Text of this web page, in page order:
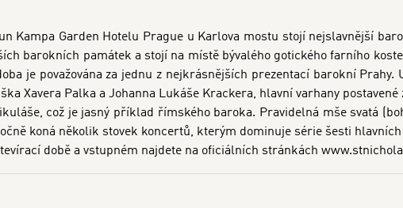
Kampa Garden Hotelu Prague u Karlova mostu stojí nejslavnější
barokních památek a stojí na místě bývalého gotického farního
je považována za jednu z nejkrásnějších prezentací barokní
Xavera Palka a Johanna Lukáše Krackera, hlavní varhany postavené
což je jasný příklad římského baroka. Pravidelná mše svatá
koná několik stovek koncertů, kterým dominuje série šesti
době a vstupném najdete na oficiálních stránkách